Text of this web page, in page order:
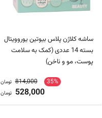
ساشه کلاژن پلاس بیوتین یوروویتال
بسته 14 عددی (کمک به سلامت
پوست، مو و ناخن)
35%
814,000 تومان
528,000 تومان